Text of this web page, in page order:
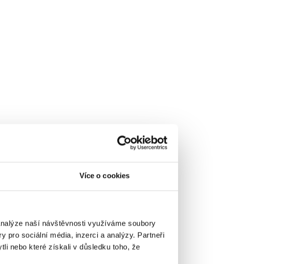
Více o cookies
naší návštěvnosti využíváme soubory
pro sociální média, inzerci a analýzy. Partneři
nebo které získali v důsledku toho, že